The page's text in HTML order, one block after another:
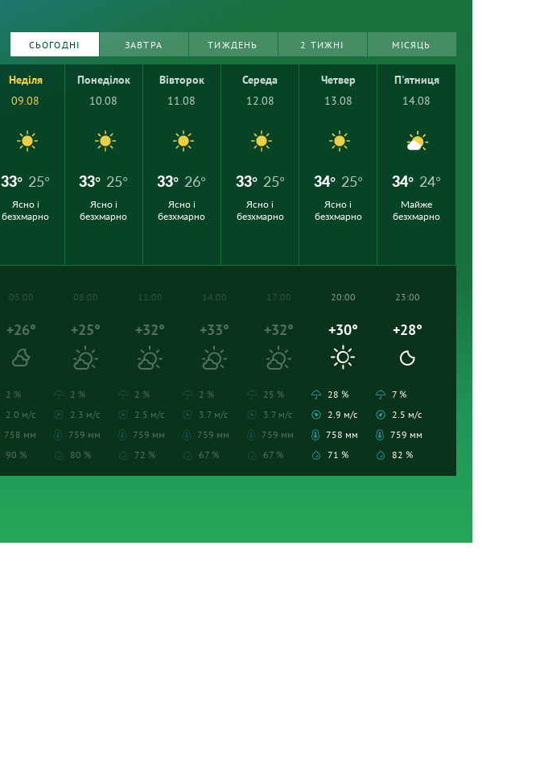
СЬОГОДНІ ЗАВТРА ТИЖДЕНЬ 2 ТИЖНІ МІСЯЦЬ
Неділя
09.08
33° 25°
Ясно і
безхмарно
Понеділок
10.08
33° 25°
Ясно і
безхмарно
Вівторок
11.08
33° 26°
Ясно і
безхмарно
Середа
12.08
33° 25°
Ясно і
безхмарно
Четвер
13.08
34° 25°
Ясно і
безхмарно
П'ятниця
14.08
34° 24°
Майже
безхмарно
05:00
+26°
2 %
2.0 м/с
758 мм
90 %
08:00
+25°
2 %
2.3 м/с
759 мм
80 %
11:00
+32°
2 %
2.5 м/с
759 мм
72 %
14:00
+33°
2 %
3.7 м/с
759 мм
67 %
17:00
+32°
25 %
3.7 м/с
759 мм
67 %
20:00
+30°
28 %
2.9 м/с
758 мм
71 %
23:00
+28°
7 %
2.5 м/с
759 мм
82 %